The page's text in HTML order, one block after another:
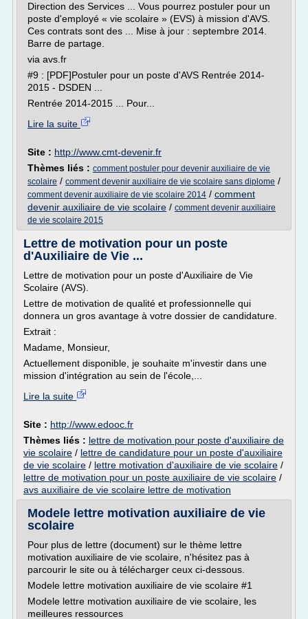
Direction des Services ... Vous pourrez postuler pour un
poste d'employé « vie scolaire » (EVS) à mission d'AVS.
Ces contrats sont des ... Mise à jour : septembre 2014.
Barre de partage.
via avs.fr
#9 : [PDF]Postuler pour un poste d'AVS Rentrée 2014-
2015 - DSDEN ...
Rentrée 2014-2015 ... Pour...
Lire la suite
Site : http://www.cmt-devenir.fr
Thèmes liés : comment postuler pour devenir auxiliaire de vie
scolaire / comment devenir auxiliaire de vie scolaire sans diplome /
comment devenir auxiliaire de vie scolaire 2014 / comment
devenir auxiliaire de vie scolaire / comment devenir auxiliaire
de vie scolaire 2015
Lettre de motivation pour un poste
d'Auxiliaire de Vie ...
Lettre de motivation pour un poste d'Auxiliaire de Vie
Scolaire (AVS).
Lettre de motivation de qualité et professionnelle qui
donnera un gros avantage à votre dossier de candidature.
Extrait :
Madame, Monsieur,
Actuellement disponible, je souhaite m'investir dans une
mission d'intégration au sein de l'école,...
Lire la suite
Site : http://www.edooc.fr
Thèmes liés : lettre de motivation pour poste d'auxiliaire de
vie scolaire / lettre de candidature pour un poste d'auxiliaire
de vie scolaire / lettre motivation d'auxiliaire de vie scolaire /
lettre de motivation pour un poste auxiliaire de vie scolaire /
avs auxiliaire de vie scolaire lettre de motivation
Modele lettre motivation auxiliaire de vie
scolaire
Pour plus de lettre (document) sur le thème lettre
motivation auxiliaire de vie scolaire, n'hésitez pas à
parcourir le site ou à télécharger ceux ci-dessous.
Modele lettre motivation auxiliaire de vie scolaire #1
Modele lettre motivation auxiliaire de vie scolaire, les
meilleures ressources